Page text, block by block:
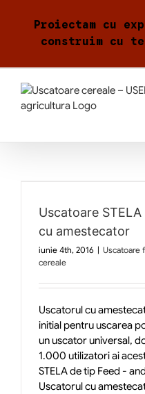
Proiectam cu
construim cu
Uscatoare
cu amestecator
iunie 4th, 2016 | Uscatoare
cereale
Uscatorul cu
initial pentru uscarea
un uscator universal,
1.000 utilizatori ai
STELA de tip Feed -
Uscatorul cu